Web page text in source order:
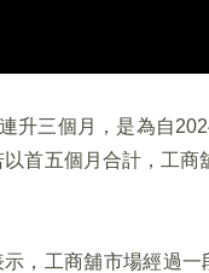
升三個月，是為自
首五個月合計，工商
，工商舖市場經過一